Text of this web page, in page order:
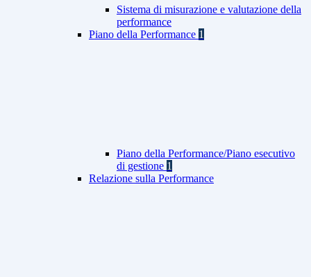
Sistema di misurazione e valutazione della
performance
Piano della Performance 1
Piano della Performance/Piano esecutivo
di gestione 1
Relazione sulla Performance